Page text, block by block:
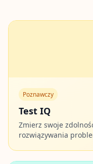
Poznawczy
Test IQ
Zmierz swoje
rozwiązywania